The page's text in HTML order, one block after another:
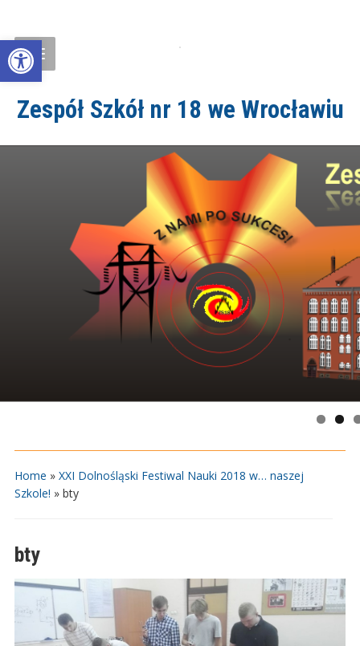
Open toolbar
Zespół Szkół nr 18 we Wrocławiu
Home » XXI Dolnośląski Festiwal Nauki 2018 w… naszej
Szkole! » bty
bty